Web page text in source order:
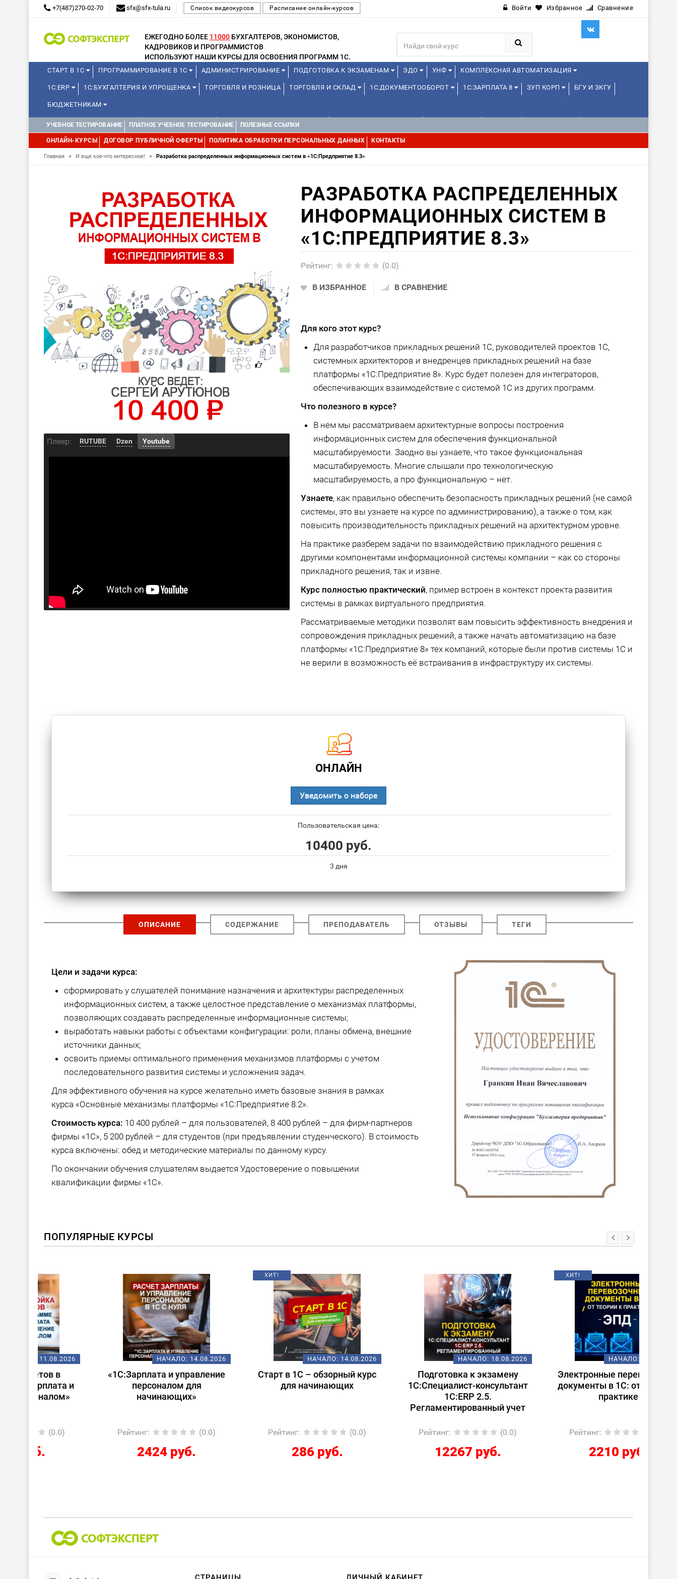
+7(487)270-02-70 sfx@sfx-tula.ru Список видеокурсов Расписание онлайн-курсов Войти Избранное Сравнение
ЕЖЕГОДНО БОЛЕЕ 11000 БУХГАЛТЕРОВ, ЭКОНОМИСТОВ,
КАДРОВИКОВ И ПРОГРАММИСТОВ
ИСПОЛЬЗУЮТ НАШИ КУРСЫ ДЛЯ ОСВОЕНИЯ ПРОГРАММ 1С.
СТАРТ В 1С ПРОГРАММИРОВАНИЕ В 1С АДМИНИСТРИРОВАНИЕ ПОДГОТОВКА К ЭКЗАМЕНАМ ЭДО УНФ КОМПЛЕКСНАЯ АВТОМАТИЗАЦИЯ
1С:ERP 1С:БУХГАЛТЕРИЯ И УПРОЩЕНКА ТОРГОВЛЯ И РОЗНИЦА ТОРГОВЛЯ И СКЛАД 1С:ДОКУМЕНТООБОРОТ 1С:ЗАРПЛАТА 8 ЗУП КОРП БГУ И ЗКГУ
БЮДЖЕТНИКАМ
КУРСЫ ДЛЯ ШКОЛЬНИКОВ ДЛЯ ШКОЛЬНИКОВ 1С:УПРАВЛЕНИЕ ХОЛДИНГОМ
WEB, JAVA И ANDROID
УЧЕБНОЕ ТЕСТИРОВАНИЕ ПЛАТНОЕ УЧЕБНОЕ ТЕСТИРОВАНИЕ ПОЛЕЗНЫЕ ССЫЛКИ
ОНЛАЙН-КУРСЫ ДОГОВОР ПУБЛИЧНОЙ ОФЕРТЫ ПОЛИТИКА ОБРАБОТКИ ПЕРСОНАЛЬНЫХ ДАННЫХ КОНТАКТЫ
Главная » И еще кое-что интересное! » Разработка распределенных информационных систем в «1С:Предприятие 8.3»
Плеер: RUTUBE Dzen Youtube
РАЗРАБОТКА РАСПРЕДЕЛЕННЫХ
ИНФОРМАЦИОННЫХ СИСТЕМ В
«1С:ПРЕДПРИЯТИЕ 8.3»
Рейтинг: (0.0)
В ИЗБРАННОЕ В СРАВНЕНИЕ
Для кого этот курс?
Для разработчиков прикладных решений 1С, руководителей проектов 1С,
системных архитекторов и внедренцев прикладных решений на базе
платформы «1С:Предприятие 8». Курс будет полезен для интеграторов,
обеспечивающих взаимодействие с системой 1С из других программ.
Что полезного в курсе?
В нем мы рассматриваем архитектурные вопросы построения
информационных систем для обеспечения функциональной
масштабируемости. Заодно вы узнаете, что такое функциональная
масштабируемость. Многие слышали про технологическую
масштабируемость, а про функциональную – нет.
Узнаете, как правильно обеспечить безопасность прикладных решений (не самой
системы, это вы узнаете на курсе по администрированию), а также о том, как
повысить производительность прикладных решений на архитектурном уровне.
На практике разберем задачи по взаимодействию прикладного решения с
другими компонентами информационной системы компании – как со стороны
прикладного решения, так и извне.
Курс полностью практический, пример встроен в контекст проекта развития
системы в рамках виртуального предприятия.
Рассматриваемые методики позволят вам повысить эффективность внедрения и
сопровождения прикладных решений, а также начать автоматизацию на базе
платформы «1С:Предприятие 8» тех компаний, которые были против системы 1С и
не верили в возможность еë встраивания в инфраструктуру их системы.
ОНЛАЙН
Уведомить о наборе
Пользовательская цена:
10400 руб.
3 дня
ОПИСАНИЕ СОДЕРЖАНИЕ ПРЕПОДАВАТЕЛЬ ОТЗЫВЫ ТЕГИ
Цели и задачи курса:
сформировать у слушателей понимание назначения и архитектуры распределенных
информационных систем, а также целостное представление о механизмах платформы,
позволяющих создавать распределенные информационные системы;
выработать навыки работы с объектами конфигурации: роли, планы обмена, внешние
источники данных;
освоить приемы оптимального применения механизмов платформы с учетом
последовательного развития системы и усложнения задач.
Для эффективного обучения на курсе желательно иметь базовые знания в рамках
курса «Основные механизмы платформы «1С:Предприятие 8.2».
Стоимость курса: 10 400 рублей – для пользователей, 8 400 рублей – для фирм-партнеров
фирмы «1С», 5 200 рублей – для студентов (при предъявлении студенческого). В стоимость
курса включены: обед и методические материалы по данному курсу.
По окончании обучения слушателям выдается Удостоверение о повышении
квалификации фирмы «1С».
ПОПУЛЯРНЫЕ КУРСЫ
НАЧАЛО:14.08.2026
«1С:Зарплата и управление
персоналом для
начинающих»
Рейтинг (0.0)
2424 руб.
НАЧАЛО: 14.08.2026
Старт в 1С – обзорный курс
для начинающих
Рейтинг (0.0)
НАЧАЛО:18.08.2026
Подготовка к экзамену
1С:Специалист-консультант
Регламентированный учет
Рейтинг (0.0)
12267 руб.
НОВИНКА
НАЧАЛО: 18.08.2026
Электронные перевозочные
документы в 1С: от теории к
Рейтинг (0.0)
2210 руб.